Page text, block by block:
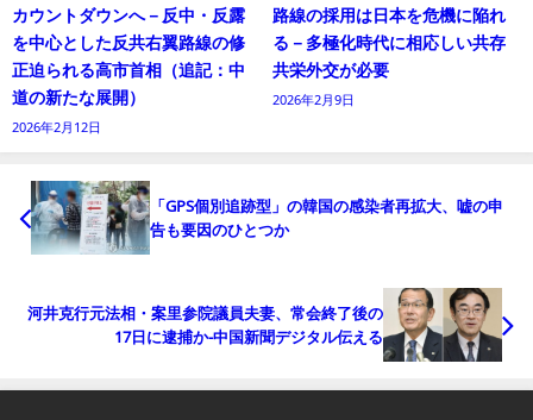
カウントダウンへ－反中・反露
を中心とした反共右翼路線の修
正迫られる高市首相（追記：中
道の新たな展開）
2026年2月12日
路線の採用は日本を危機に陥れ
る－多極化時代に相応しい共存
共栄外交が必要
2026年2月9日
「GPS個別追跡型」の韓国の感染者再拡大、嘘の申
告も要因のひとつか
河井克行元法相・案里参院議員夫妻、常会終了後の
17日に逮捕か−中国新聞デジタル伝える